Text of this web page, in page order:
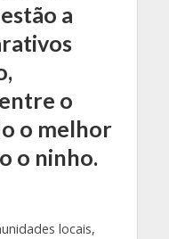
a
o
o melhor
o ninho.
locais,